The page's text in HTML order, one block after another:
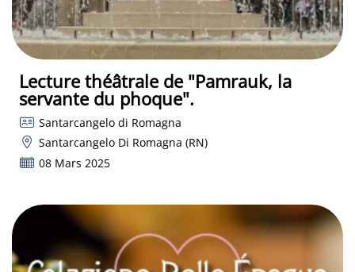
Lecture théâtrale de "Pamrauk, la
servante du phoque".
Santarcangelo di Romagna
Santarcangelo Di Romagna (RN)
08 Mars 2025